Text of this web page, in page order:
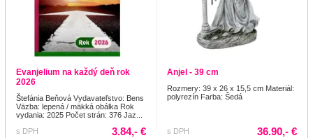
Evanjelium na každý deň rok
2026
Štefánia Beňová Vydavateľstvo: Bens
Väzba: lepená / mäkká obálka Rok
vydania: 2025 Počet strán: 376 Jaz...
s DPH
3.84,- €
Anjel - 39 cm
Rozmery: 39 x 26 x 15,5 cm Materiál:
polyrezín Farba: Šedá
s DPH 36.90,- €